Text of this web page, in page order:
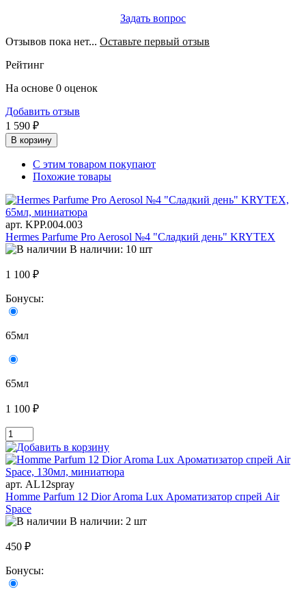
Задать вопрос
Отзывов пока нет... Оставьте первый отзыв
Рейтинг
На основе 0 оценок
Добавить отзыв
1 590 ₽
В корзину
С этим товаром покупают
Похожие товары
арт. KРР.004.003
Hermes Parfume Pro Aerosol №4 "Сладкий день" KRYTEX
В наличии: 10 шт
1 100 ₽
Бонусы:
65мл
65мл
1 100 ₽
арт. AL12spray
Homme Parfum 12 Dior Aroma Lux Ароматизатор спрей Air
Space
В наличии: 2 шт
450 ₽
Бонусы: